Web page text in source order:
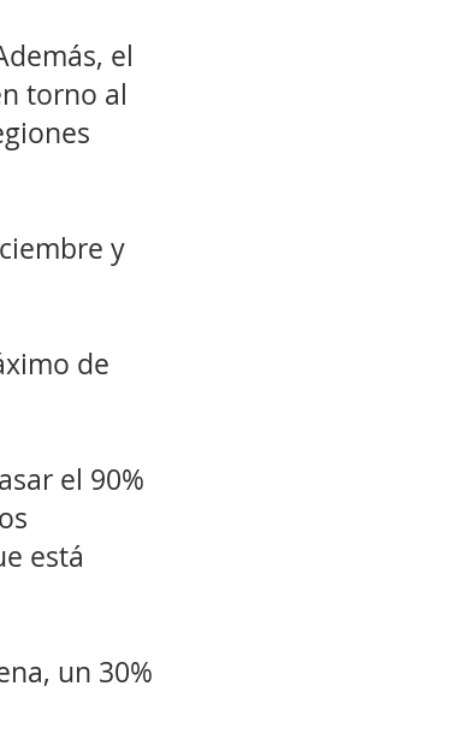
el
torno al
y
de
el 90%
está
un 30%